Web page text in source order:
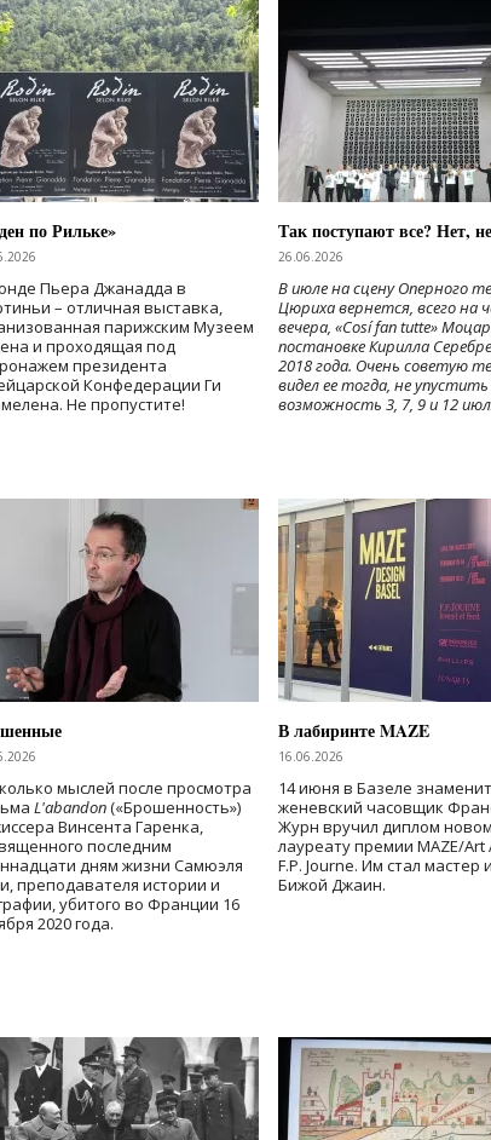
по Рильке»
Пьера Джанадда в
– отличная выставка,
парижским Музеем
и проходящая под
президента
Конфедерации Ги
Не пропустите!
Так поступают все? Нет,
26.06.2026
В июле на сцену Оперного
Цюриха вернется, всего на
вечера, «Cosí fan tutte»
постановке Кирилла
2018 года. Очень советую
видел ее тогда, не
возможность 3, 7, 9 и 12
мыслей после просмотра
L'abandon(«Брошенность»)
Винсента Гаренка,
последним
дням жизни Самюэля
преподавателя истории и
убитого во Франции 16
2020 года.
В лабиринте MAZE
16.06.2026
14 июня в Базеле
женевский часовщик
Журн вручил диплом
лауреату премии MAZE/Art
F.P. Journe. Им стал мастер
Бижой Джаин.